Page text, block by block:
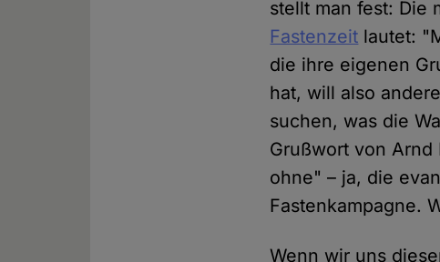
stellt man fest: Die
Fastenzeit lautet:
die ihre eigenen
hat, will also
suchen, was die
Grußwort von Arnd
ohne" – ja, die
Fastenkampagne.
Wenn wir uns